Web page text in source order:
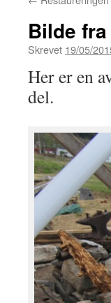
Bilde
Skrevet 19/05/
Her er en
del.